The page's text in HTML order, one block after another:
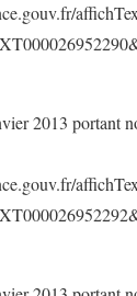
2013 portant